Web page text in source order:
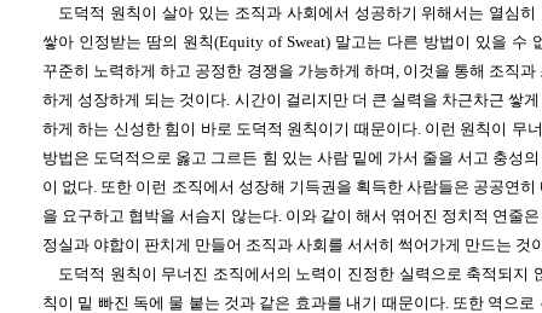
도덕적 원칙이 살아 있는 조직과 사회에서 성공하기 위해서는 열심
쌓아 인정받는 땀의 원칙(Equity of Sweat) 말고는 다른 방법이 있을 수
꾸준히 노력하게 하고 공정한 경쟁을 가능하게 하며, 이것을 통해 조직
하게 성장하게 되는 것이다. 시간이 걸리지만 더 큰 실력을 차근차근 쌓
하게 하는 신성한 힘이 바로 도덕적 원칙이기 때문이다. 이런 원칙이 무
방법은 도덕적으로 옳고 그르든 힘 있는 사람 밑에 가서 줄을 서고 충성
이 없다. 또한 이런 조직에서 성장해 기득권을 획득한 사람들은 공공연
을 요구하고 협박을 서슴지 않는다. 이와 같이 해서 엮어진 정치적 연줄
정실과 야합이 판치게 만들어 조직과 사회를 서서히 썩어가게 만드는 것
도덕적 원칙이 무너진 조직에서의 노력이 진정한 실력으로 축적되지
칙이 밑 빠진 독에 물 붙는 것과 같은 효과를 내기 때문이다. 또한 역으